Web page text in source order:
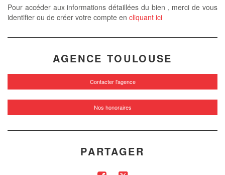
Pour accéder aux informations détaillées du bien , merci de vous
identifier ou de créer votre compte en cliquant ici
AGENCE TOULOUSE
Contacter l'agence
Nos honoraires
PARTAGER